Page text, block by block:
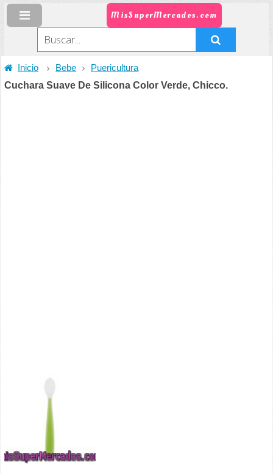
MisSuperMercados.com
Inicio Bebe Puericultura
Cuchara Suave De Silicona Color Verde, Chicco.